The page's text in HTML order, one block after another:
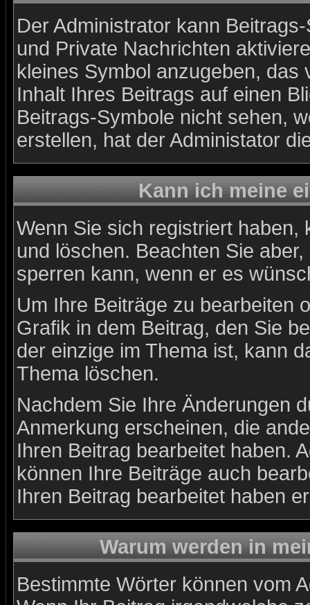
Der Administrator kann
und Private Nachrichten
kleines Symbol anzugeben,
Inhalt Ihres Beitrags auf einen
Beitrags-Symbole nicht sehen,
erstellen, hat der Administator
Kann ich meine
Wenn Sie sich registriert haben,
und löschen. Beachten Sie
sperren kann, wenn er es
Um Ihre Beiträge zu bearbeiten
Grafik in dem Beitrag, den Sie
der einzige im Thema ist, kann
Thema löschen.
Nachdem Sie Ihre Änderungen
Anmerkung erscheinen, die
Ihren Beitrag bearbeitet haben.
können Ihre Beiträge auch
Ihren Beitrag bearbeitet haben
Warum werden in
Bestimmte Wörter können vom